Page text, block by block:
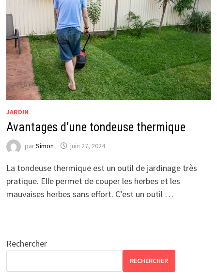
JARDIN
Avantages d’une tondeuse thermique
parSimon juin 27, 2024
La tondeuse thermique est un outil de jardinage très
pratique. Elle permet de couper les herbes et les
mauvaises herbes sans effort. C’est un outil …
Rechercher
RECHERCHER